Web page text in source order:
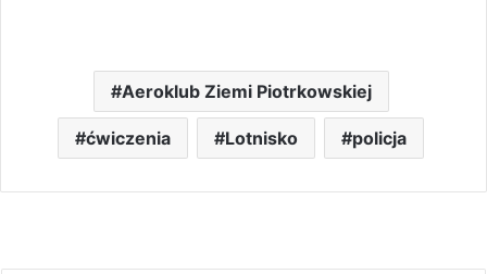
Aeroklub Ziemi Piotrkowskiej
ćwiczenia Lotnisko policja